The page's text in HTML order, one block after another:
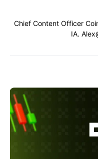
Chief Content Officer
IA.